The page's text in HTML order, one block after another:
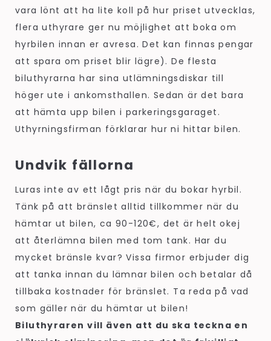
vara lönt att ha lite koll på hur priset utvecklas,
flera uthyrare ger nu möjlighet att boka om
hyrbilen innan er avresa. Det kan finnas pengar
att spara om priset blir lägre). De flesta
biluthyrarna har sina utlämningsdiskar till
höger ute i ankomsthallen. Sedan är det bara
att hämta upp bilen i parkeringsgaraget.
Uthyrningsfirman förklarar hur ni hittar bilen.
Undvik fällorna
Luras inte av ett lågt pris när du bokar hyrbil.
Tänk på att bränslet alltid tillkommer när du
hämtar ut bilen, ca 90-120€, det är helt okej
att återlämna bilen med tom tank. Har du
mycket bränsle kvar? Vissa firmor erbjuder dig
att tanka innan du lämnar bilen och betalar då
tillbaka kostnader för bränslet. Ta reda på vad
som gäller när du hämtar ut bilen!
Biluthyraren vill även att du ska teckna en